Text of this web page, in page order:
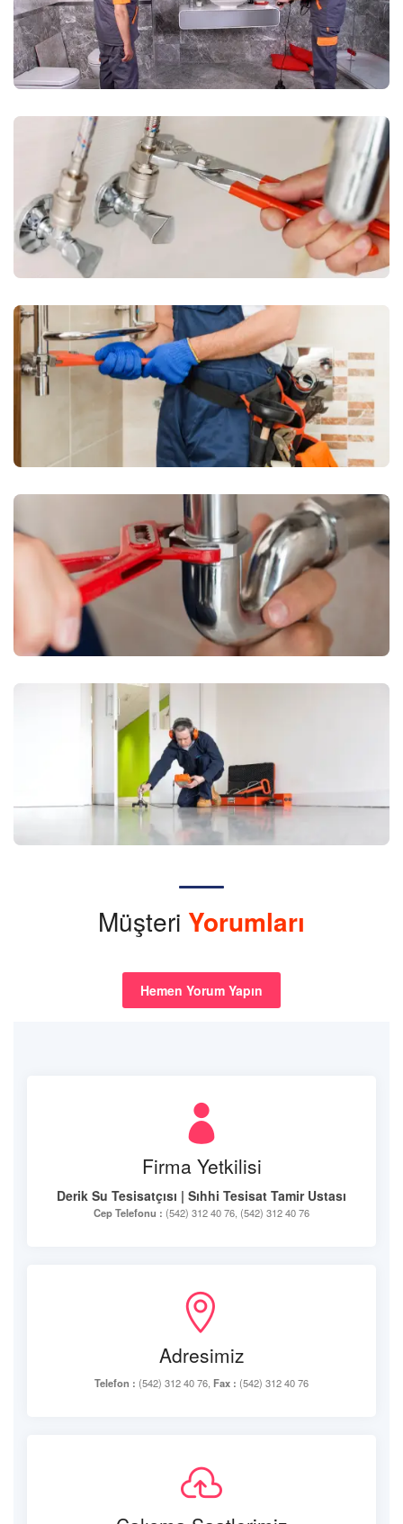
Müşteri Yorumları
Hemen Yorum Yapın
Firma Yetkilisi
Derik Su Tesisatçısı | Sıhhi Tesisat Tamir Ustası
Cep Telefonu : (542) 312 40 76, (542) 312 40 76
Adresimiz
Telefon : (542) 312 40 76, Fax : (542) 312 40 76